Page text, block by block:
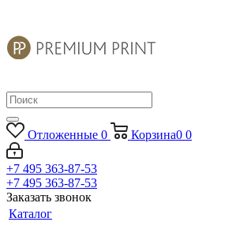
Отложенные 0 Корзина0 0
+7 495 363-87-53
+7 495 363-87-53
Заказать звонок
Каталог